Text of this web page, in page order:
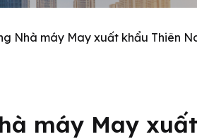
Nhà máy May xuất khẩu Thiên
máy May